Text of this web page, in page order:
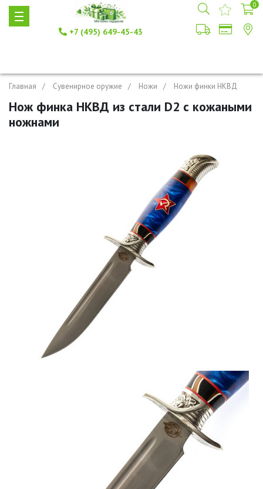
+7 (495) 649-45-43
0
Главная Сувенирное оружие Ножи Ножи финки НКВД
Нож финка НКВД из стали D2 с кожаными
ножнами